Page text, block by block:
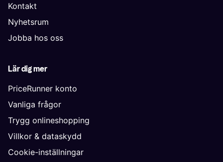
Kontakt
Nyhetsrum
Jobba hos oss
Lär dig mer
PriceRunner konto
Vanliga frågor
Trygg onlineshopping
Villkor & dataskydd
Cookie-inställningar